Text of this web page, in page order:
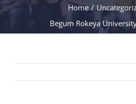
Home
Begum Rokeya